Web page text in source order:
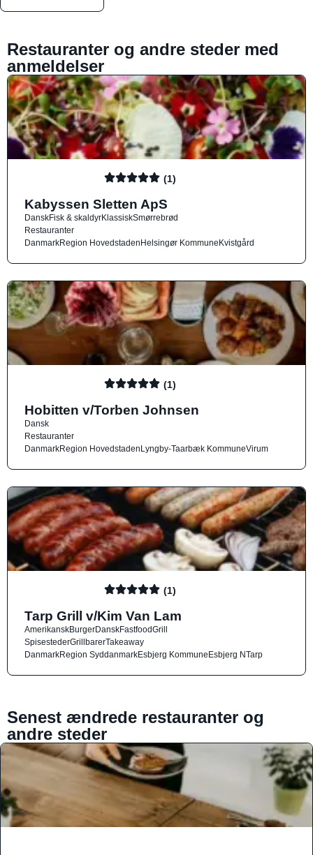
Restauranter og andre steder med
anmeldelser
(1)
Kabyssen Sletten ApS
DanskFisk & skaldyrKlassiskSmørrebrød
Restauranter
DanmarkRegion HovedstadenHelsingør KommuneKvistgård
(1)
Hobitten v/Torben Johnsen
Dansk
Restauranter
DanmarkRegion HovedstadenLyngby-Taarbæk KommuneVirum
(1)
Tarp Grill v/Kim Van Lam
AmerikanskBurgerDanskFastfoodGrill
SpisestederGrillbarerTakeaway
DanmarkRegion SyddanmarkEsbjerg KommuneEsbjerg NTarp
Senest ændrede restauranter og
andre steder